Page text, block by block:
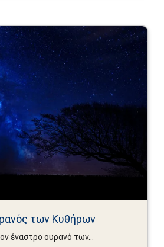
των Κυθήρων
έναστρο ουρανό των...